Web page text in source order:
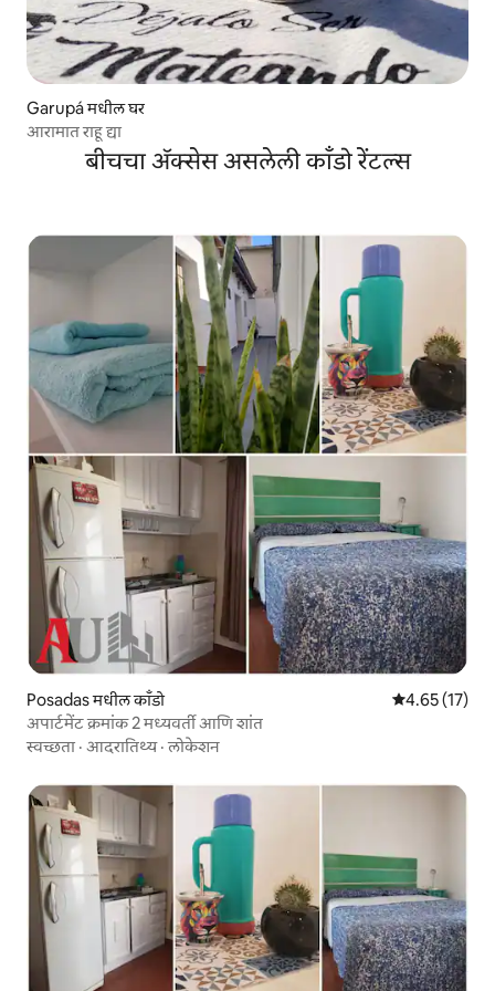
Garupá मधील घर
आरामात राहू द्या
बीचचा ॲक्सेस असलेली काँडो रेंटल्स
Posadas मधील काँडो 5 पैकी 4.65
4.65 (17)
अपार्टमेंट क्रमांक 2 मध्यवर्ती आणि शांत
स्वच्छता · आदरातिथ्य·लोकेशन